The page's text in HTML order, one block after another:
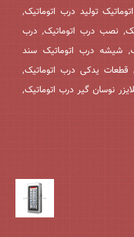
تولید درب اتوماتیک,
نصب درب اتوماتیک, درب
شیشه درب اتوماتیک سند
یدکی درب اتوماتیک,
نوسان گیر درب اتوماتیک,